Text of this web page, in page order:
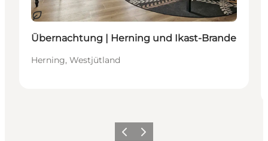
Nachhaltig
Übernachtung | Herning und Ikast-Brande
Herning, Westjütland
ZurückWeiter